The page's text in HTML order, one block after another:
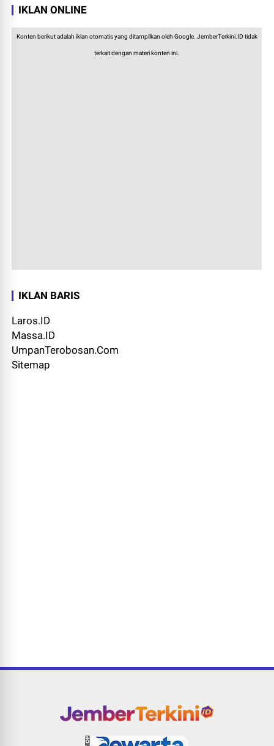
IKLAN ONLINE
Konten berikut adalah iklan otomatis yang ditampilkan oleh Google. JemberTerkini.ID tidak
terkait dengan materi konten ini.
IKLAN BARIS
Laros.ID
Massa.ID
UmpanTerobosan.Com
Sitemap